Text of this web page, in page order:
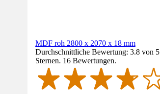
MDF roh 2800 x 2070 x 18 mm
Durchschnittliche Bewertung: 3.8 von 5
Sternen. 16 Bewertungen.